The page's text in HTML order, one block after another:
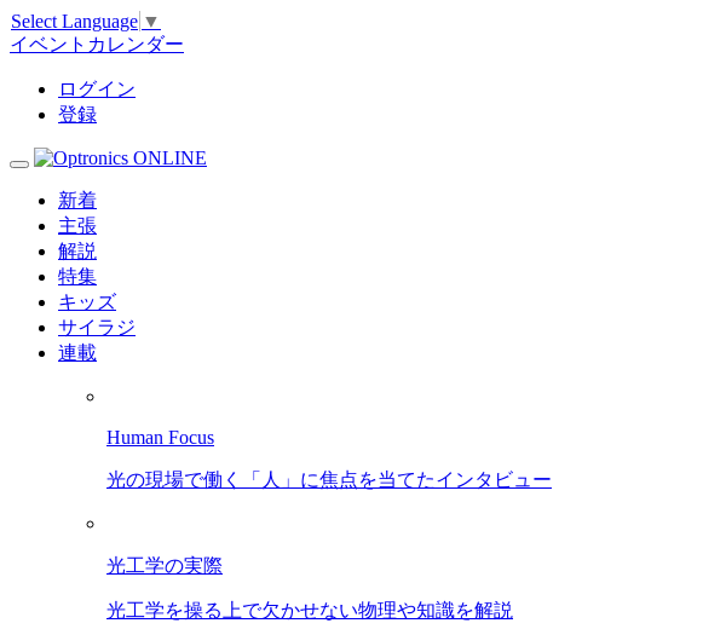
Select Language ▼
イベントカレンダー
ログイン
登録
新着
主張
解説
特集
キッズ
サイラジ
連載
Human Focus
光の現場で働く「人」に焦点を当てたインタビュー
光工学の実際
光工学を操る上で欠かせない物理や知識を解説